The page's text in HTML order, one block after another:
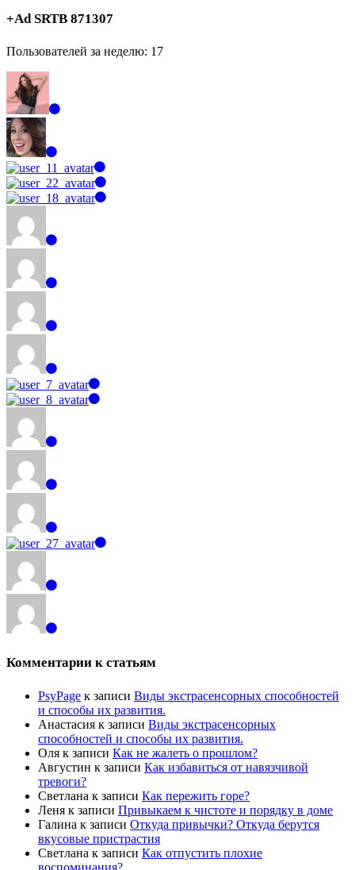
+Ad SRTB 871307
Пользователей за неделю: 17
Комментарии к статьям
PsyPage к записи Виды экстрасенсорных способностей
и способы их развития.
Анастасия к записи Виды экстрасенсорных
способностей и способы их развития.
Оля к записи Как не жалеть о прошлом?
Августин к записи Как избавиться от навязчивой
тревоги?
Светлана к записи Как пережить горе?
Леня к записи Привыкаем к чистоте и порядку в доме
Галина к записи Откуда привычки? Откуда берутся
вкусовые пристрастия
Светлана к записи Как отпустить плохие
воспоминания?